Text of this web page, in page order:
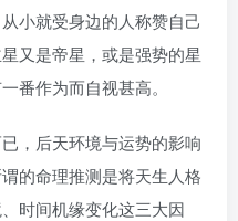
小就受身边的人称赞自己
又是帝星，或是强势的星
番作为而自视甚高。
，后天环境与运势的影响
的命理推测是将天生人格
时间机缘变化这三大因